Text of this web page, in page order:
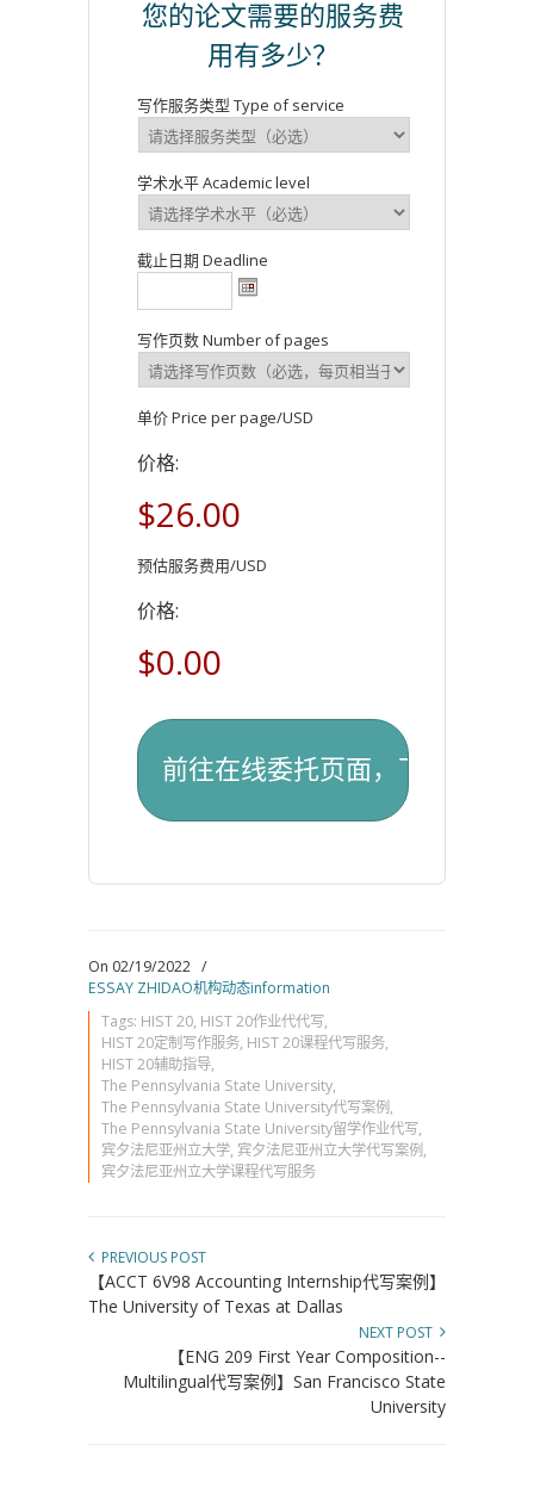
您的论文需要的服务费
用有多少？
写作服务类型 Type of service
学术水平 Academic level
截止日期 Deadline
写作页数 Number of pages
单价 Price per page/USD
价格:
$26.00
预估服务费用/USD
价格:
$0.00
On 02/19/2022 /
ESSAY ZHIDAO机构动态information
Tags: HIST 20, HIST 20作业代代写,
HIST 20定制写作服务, HIST 20课程代写服务,
HIST 20辅助指导,
The Pennsylvania State University,
The Pennsylvania State University代写案例,
The Pennsylvania State University留学作业代写,
宾夕法尼亚州立大学, 宾夕法尼亚州立大学代写案例,
宾夕法尼亚州立大学课程代写服务
PREVIOUS POST
【ACCT 6V98 Accounting Internship代写案例】
The University of Texas at Dallas
NEXT POST
【ENG 209 First Year Composition--
Multilingual代写案例】San Francisco State
University